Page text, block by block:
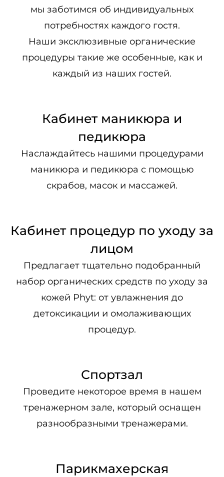
мы заботимся об индивидуальных
потребностях каждого гостя.
Наши эксклюзивные органические
процедуры такие же особенные, как и
каждый из наших гостей.
Кабинет маникюра и
педикюра
Наслаждайтесь нашими процедурами
маникюра и педикюра с помощью
скрабов, масок и массажей.
Кабинет процедур по уходу за
лицом
Предлагает тщательно подобранный
набор органических средств по уходу за
кожей Phyt: от увлажнения до
детоксикации и омолаживающих
процедур.
Спортзал
Проведите некоторое время в нашем
тренажерном зале, который оснащен
разнообразными тренажерами.
Парикмахерская